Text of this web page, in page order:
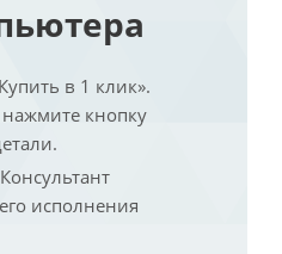
в 1 клик».
кнопку
исполнения